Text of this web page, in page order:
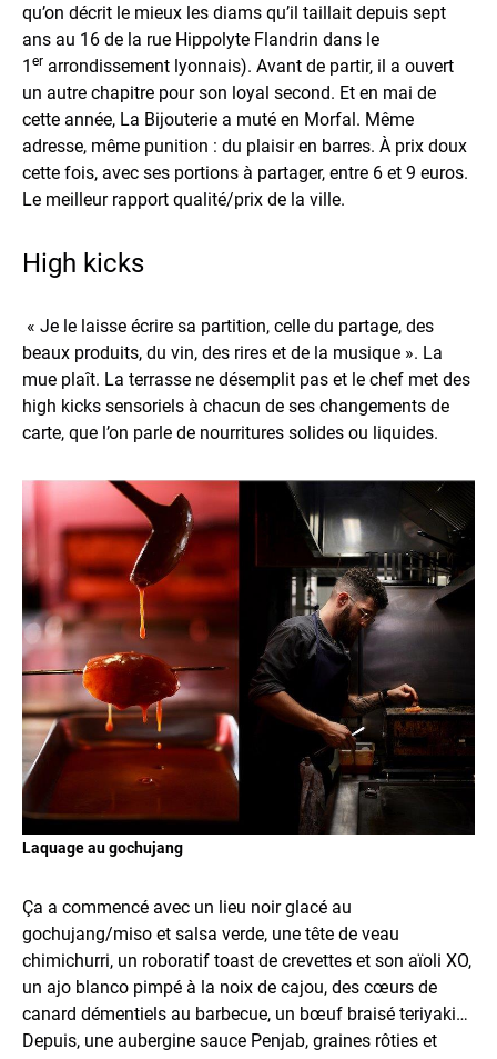
qu’on décrit le mieux les diams qu’il taillait depuis sept
ans au 16 de la rue Hippolyte Flandrin dans le
1 er arrondissement lyonnais). Avant de partir, il a ouvert
un autre chapitre pour son loyal second. Et en mai de
cette année, La Bijouterie a muté en Morfal. Même
adresse, même punition : du plaisir en barres. À prix doux
cette fois, avec ses portions à partager, entre 6 et 9 euros.
Le meilleur rapport qualité/prix de la ville.
High kicks
« Je le laisse écrire sa partition, celle du partage, des
beaux produits, du vin, des rires et de la musique ». La
mue plaît. La terrasse ne désemplit pas et le chef met des
high kicks sensoriels à chacun de ses changements de
carte, que l’on parle de nourritures solides ou liquides.
Laquage au gochujang
Ça a commencé avec un lieu noir glacé au
gochujang/miso et salsa verde, une tête de veau
chimichurri, un roboratif toast de crevettes et son aïoli XO,
un ajo blanco pimpé à la noix de cajou, des cœurs de
canard démentiels au barbecue, un bœuf braisé teriyaki…
Depuis, une aubergine sauce Penjab, graines rôties et